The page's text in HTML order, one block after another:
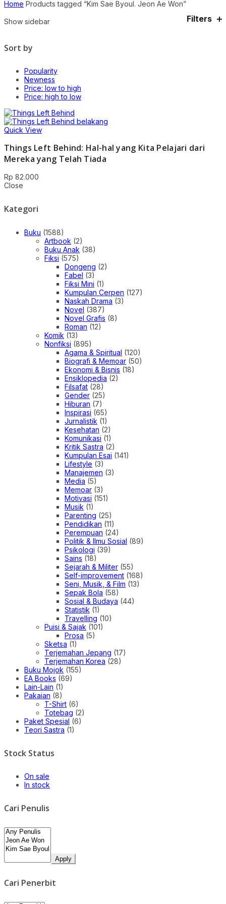
Home Products tagged “Kim Sae Byoul. Jeon Ae Won”
Show sidebar Filters
Sort by
Popularity
Newness
Price: low to high
Price: high to low
Quick View
Things Left Behind: Hal-hal yang Kita Pelajari dari
Mereka yang Telah Tiada
Rp 82.000
Close
Kategori
Buku (1588)
Artbook (2)
Buku Anak (38)
Fiksi (575)
Dongeng (2)
Fabel (3)
Fiksi Mini (1)
Kumpulan Cerpen (127)
Naskah Drama (3)
Novel (387)
Novel Grafis (8)
Roman (12)
Komik (13)
Nonfiksi (895)
Agama & Spiritual (120)
Biografi & Memoar (50)
Ekonomi & Bisnis (18)
Ensiklopedia (2)
Filsafat (28)
Gender (25)
Hiburan (7)
Inspirasi (65)
Jurnalistik (1)
Kesehatan (2)
Komunikasi (1)
Kritik Sastra (2)
Kumpulan Esai (141)
Lifestyle (3)
Manajemen (3)
Media (5)
Memoar (3)
Motivasi (151)
Musik (1)
Parenting (25)
Pendidikan (11)
Perempuan (24)
Politik & Ilmu Sosial (89)
Psikologi (39)
Sains (18)
Sejarah & Militer (55)
Self-improvement (168)
Seni, Musik, & Film (13)
Sepak Bola (58)
Sosial & Budaya (44)
Statistik (1)
Travelling (10)
Puisi & Sajak (101)
Prosa (5)
Sketsa (1)
Terjemahan Jepang (17)
Terjemahan Korea (28)
Buku Mojok (155)
EA Books (69)
Lain-Lain (1)
Pakaian (8)
T-Shirt (6)
Totebag (2)
Paket Spesial (6)
Teori Sastra (1)
Stock Status
On sale
In stock
Cari Penulis
Apply
Cari Penerbit